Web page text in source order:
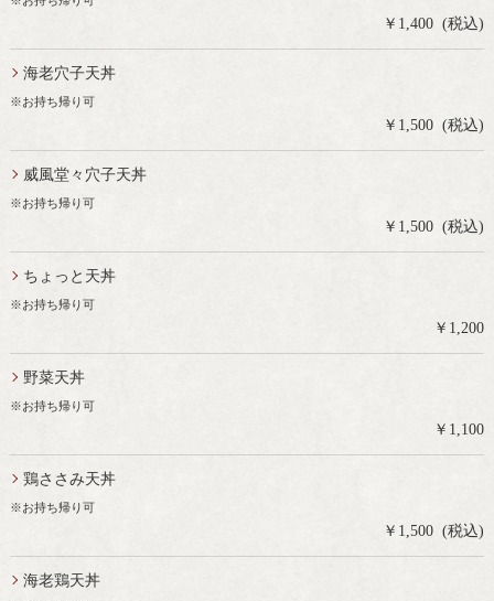
￥1,400 (税込)
海老穴子天丼
※お持ち帰り可
￥1,500 (税込)
威風堂々穴子天丼
※お持ち帰り可
￥1,500 (税込)
ちょっと天丼
※お持ち帰り可
￥1,200
野菜天丼
※お持ち帰り可
￥1,100
鶏ささみ天丼
※お持ち帰り可
￥1,500 (税込)
海老鶏天丼